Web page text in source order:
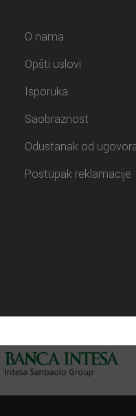
O nama
Opšti uslovi
Isporuka
Saobraznost
Odustanak od
Postupak reklamacije